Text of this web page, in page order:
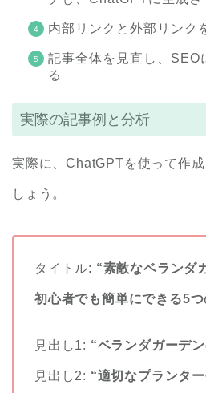
内部リンクと外部リンク
記事全体を見直し、SEO
る
実際の記事例と分析
実際に、ChatGPTを使って作
しょう。
タイトル: “素敵なベランダ
初心者でも簡単にできる5
見出し1: “ベランダガーデ
見出し2: “適切なプランタ